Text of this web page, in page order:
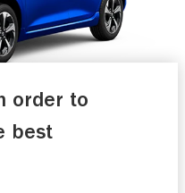
of
order to
best